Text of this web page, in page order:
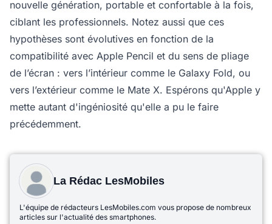
nouvelle génération, portable et confortable à la fois,
ciblant les professionnels. Notez aussi que ces
hypothèses sont évolutives en fonction de la
compatibilité avec Apple Pencil et du sens de pliage
de l’écran : vers l’intérieur comme le Galaxy Fold, ou
vers l’extérieur comme le Mate X. Espérons qu'Apple y
mette autant d'ingéniosité qu'elle a pu le faire
précédemment.
La Rédac LesMobiles
L'équipe de rédacteurs LesMobiles.com vous propose de nombreux
articles sur l'actualité des smartphones.